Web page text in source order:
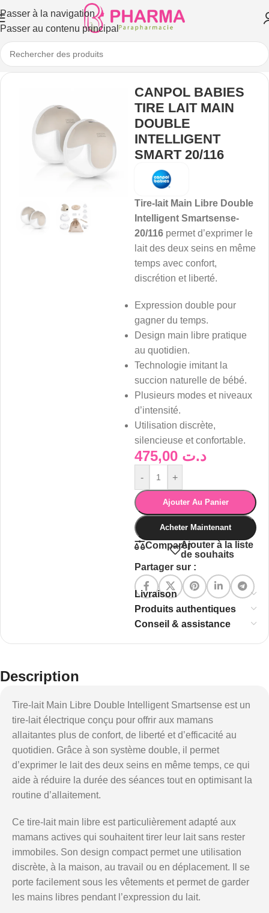
Passer à la navigation
Passer au contenu principal
CANPOL BABIES
TIRE LAIT MAIN
DOUBLE
INTELLIGENT
SMART 20/116
Tire-lait Main Libre Double
Intelligent Smartsense-
20/116 permet d’exprimer le
lait des deux seins en même
temps avec confort,
discrétion et liberté.
Expression double pour
gagner du temps.
Design main libre pratique
au quotidien.
Technologie imitant la
succion naturelle de bébé.
Plusieurs modes et niveaux
d’intensité.
Utilisation discrète,
silencieuse et confortable.
د.ت
- +
Ajouter Au Panier
Acheter Maintenant
ComparerAjouter à la liste
de souhaits
Partager sur :
Livraison
Produits authentiques
Conseil & assistance
Description
Tire-lait Main Libre Double Intelligent Smartsense est un
tire-lait électrique conçu pour offrir aux mamans
allaitantes plus de confort, de liberté et d’efficacité au
quotidien. Grâce à son système double, il permet
d’exprimer le lait des deux seins en même temps, ce qui
aide à réduire la durée des séances tout en optimisant la
routine d’allaitement.
Ce tire-lait main libre est particulièrement adapté aux
mamans actives qui souhaitent tirer leur lait sans rester
immobiles. Son design compact permet une utilisation
discrète, à la maison, au travail ou en déplacement. Il se
porte facilement sous les vêtements et permet de garder
les mains libres pendant l’expression du lait.